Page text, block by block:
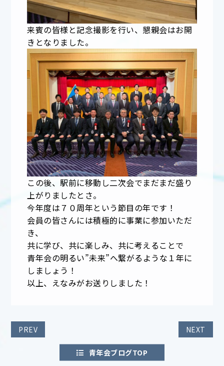
来賓の皆様と記念撮影を行い、懇親会はお開
きとなりました。
この後、駅前に移動し二次会でまだまだ盛り
上がりましたとさ。
今年度は７０周年という節目の年です！
会員の皆さんには積極的に事業に参加いただ
き、
共に学び、共に楽しみ、共に考えることで
青年会の明るい”未来”へ繋がるような１年に
しましょう！
以上、えなみがお送りしました！
PREV NEXT
青年会ブログTOP